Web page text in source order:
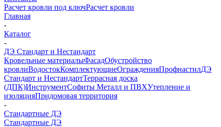
Расчет кровли под ключРасчет кровли
Главная
-
Каталог
-
ДЭ Стандарт и Нестандарт
Кровельные материалыФасадОбустройство
кровлиВодостокКомплектующиеОгражденияПрофнастилДЭ
Стандарт и НестандартТеррасная доска
(ДПК)ИнструментСофиты Металл и ПВХУтепление и
изоляцияПридомовая территория
-
Стандартные ДЭ
Стандартные ДЭ